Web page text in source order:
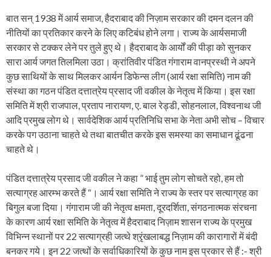
बात सन् 1938 में आर्य समाज, हैदराबाद की निज़ाम सरकार की दमन दलन की
नीतियों का प्रतिकार करने के लिए कटिबंध होने लगा। राज्य के आर्यसमाजी
सरकार से टक्कर लेने पर तुले हुए थे। हैदराबाद के आर्यों की पीड़ा को सुनकर
सारा आर्य जगत तिलमिला उठा। क्रांतिवीर पंडित गंगाराम वानप्रस्थी ने अपने
कुछ साथियों के साथ मिलकर आर्यन डिफेन्स लीग (आर्य रक्षा समिति) नाम की
संस्था का गठन पंडित दत्तात्रेय प्रसाद जी वकील के नेतृत्व में किया। इस रक्षा
समिति में श्री राजपाल, प्रताप नारायण, ए. बाल रेड्डी, सोहनलाल, विश्वनाथ जी
आदि प्रमुख लोग थे। सार्वदेशिक आर्य प्रतिनिधि सभा के नेता अभी सोच – विचार
करके पग उठाना चाहते थे तथा बातचीत करके इस समस्या का समाधान ढूंढना
चाहते थे।
पंडित दत्तात्रेय प्रसाद जी वकील ने कहा ” भाई तुम लोग सोचते रहो, हम तो
सत्याग्रह आरम्भ करते हैं “। आर्य रक्षा समिति ने राज्य के स्तर पर सत्याग्रह का
बिगुल बजा दिया। गंगाराम जी की नेतृत्व क्षमता, दूरदर्शिता, संगठनात्मक संरचना
के कारण आर्य रक्षा समिति के नेतृत्व में हैदराबाद निज़ाम शासन राज्य के प्रमुख
विभिन्न स्थानों पर 22 सत्याग्रही जत्थे श्रृंखलाबद्ध निज़ाम की कारागारों में बंदी
बनकर गये। इन 22 जत्थों के सर्वाधिकारियों के कुछ नाम इस प्रकार से हैं :- श्री